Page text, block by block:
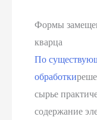
Формы
кварца
По
обработки
сырье
содержание